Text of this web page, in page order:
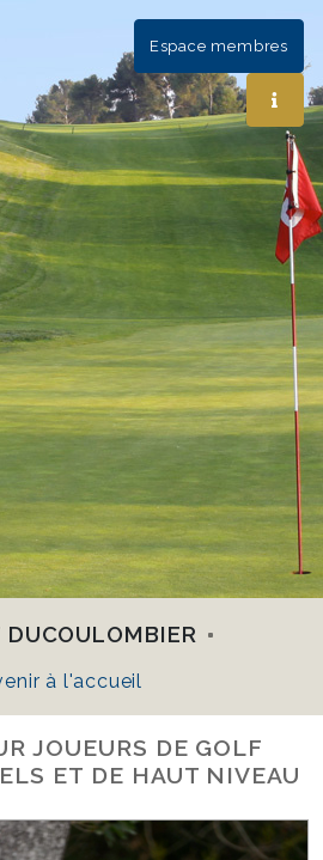
Espace membres
DUCOULOMBIER
à l'accueil
JOUEURS DE GOLF
ET DE HAUT NIVEAU